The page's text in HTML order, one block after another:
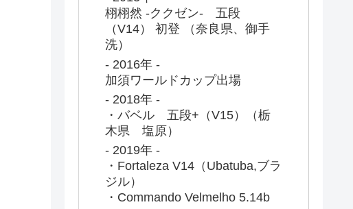
栩栩然 -ククゼン- 五段
（V14） 初登 （奈良県、御手
洗）
- 2016年 -
加須ワールドカップ出場
- 2018年 -
・バベル 五段+（V15）（栃
木県 塩原）
- 2019年 -
・Fortaleza V14（Ubatuba,ブラ
ジル）
・Commando Velmelho 5.14b